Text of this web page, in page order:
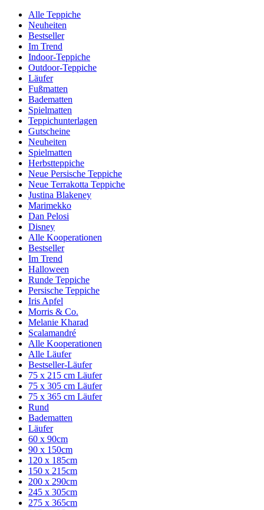
Alle Teppiche
Neuheiten
Bestseller
Im Trend
Indoor-Teppiche
Outdoor-Teppiche
Läufer
Fußmatten
Badematten
Spielmatten
Teppichunterlagen
Gutscheine
Neuheiten
Spielmatten
Herbstteppiche
Neue Persische Teppiche
Neue Terrakotta Teppiche
Justina Blakeney
Marimekko
Dan Pelosi
Disney
Alle Kooperationen
Bestseller
Im Trend
Halloween
Runde Teppiche
Persische Teppiche
Iris Apfel
Morris & Co.
Melanie Kharad
Scalamandré
Alle Kooperationen
Alle Läufer
Bestseller-Läufer
75 x 215 cm Läufer
75 x 305 cm Läufer
75 x 365 cm Läufer
Rund
Badematten
Läufer
60 x 90cm
90 x 150cm
120 x 185cm
150 x 215cm
200 x 290cm
245 x 305cm
275 x 365cm